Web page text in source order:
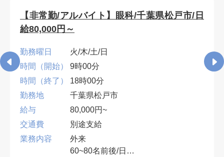
【非常勤/アルバイト】眼科/千葉県松戸市/日
給80,000円～
勤務曜日
火/木/土/日
時間（開始）
9時00分
時間（終了）
18時00分
勤務地
千葉県松戸市
給与
80,000円~
交通費
別途支給
業務内容
外来
60~80名前後/日